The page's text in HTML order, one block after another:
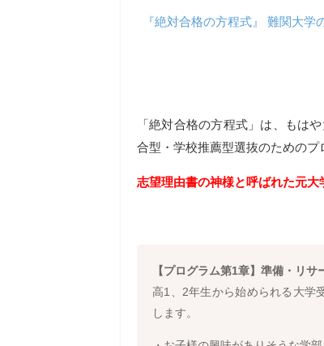
『絶対合格の方程式』 難関大
「絶対合格の方程式」は、もは
合型・学校推薦型選抜のためのプ
志望理由書の神様と呼ばれた元大
【プログラム第1章】準備・リサ
高1、2年生から始められる大学
します。